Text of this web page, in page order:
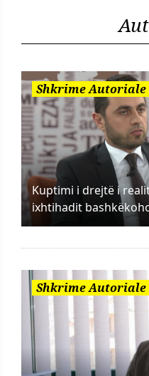
Shkrime Autoriale
Kuptimi i drejtë i
ixhtihadit
Shkrime Autoriale